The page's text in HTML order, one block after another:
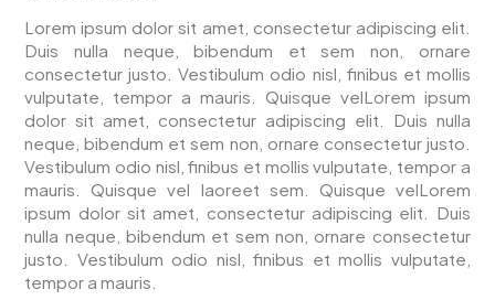
Lorem ipsum dolor sit amet, consectetur adipiscing elit.
Duis nulla neque, bibendum et sem non, ornare
consectetur justo. Vestibulum odio nisl, finibus et mollis
vulputate, tempor a mauris. Quisque velLorem ipsum
dolor sit amet, consectetur adipiscing elit. Duis nulla
neque, bibendum et sem non, ornare consectetur justo.
Vestibulum odio nisl, finibus et mollis vulputate, tempor a
mauris. Quisque vel laoreet sem. Quisque velLorem
ipsum dolor sit amet, consectetur adipiscing elit. Duis
nulla neque, bibendum et sem non, ornare consectetur
justo. Vestibulum odio nisl, finibus et mollis vulputate,
tempor a mauris.